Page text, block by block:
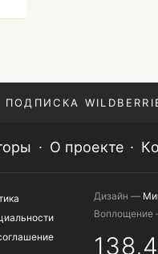
ПОДПИСКА
О проекте
Дизайн —
Воплощение